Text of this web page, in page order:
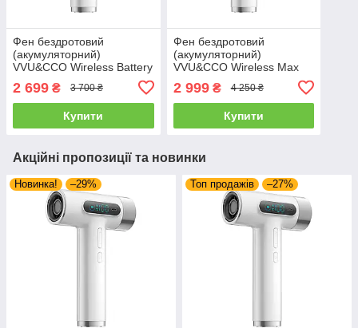
Фен бездротовий
(акумуляторний)
VVU&CCO Wireless Battery
5S)
2 699 ₴ 3 700 ₴
Купити
Фен бездротовий
(акумуляторний)
VVU&CCO Wireless Max
Battery 27000 mAh, White
(CFJ-5P-WT)
2 999₴ 4 250 ₴
Купити
Акційні пропозиції та новинки
Новинка! –29% Топ продажів –27%